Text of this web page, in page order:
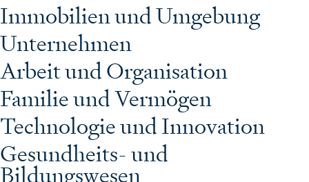
Immobilien und Umgebung
Unternehmen
Arbeit und Organisation
Familie und Vermögen
Technologie und Innovation
Gesundheits- und
Bildungswesen